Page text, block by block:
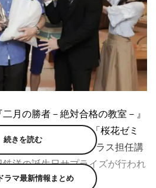
月の勝者－絶対合格の教室－』
）後10・00～）で「桜花ゼミ
で成績トップのΩクラス担任講
洋の誕生日サプライズが行われ
続きを読む
ラマ最新情報まとめ